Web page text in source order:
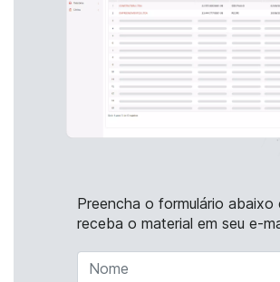
Preencha o formulário abaixo
receba o material em seu e-